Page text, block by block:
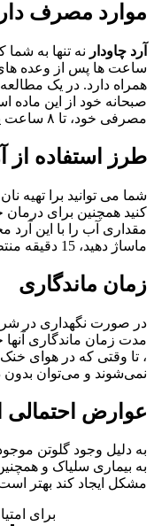
موارد مصرف
آرد چاودار نه تنها به
ساعت ها پس از وعده های
همراه دارد. در یک
صبحانه خود از این ماده
مصرفی خود، تا ۸ ساعت پس از صبحانه احساسی سیری داشتند.
طرز استفاده از
شما می توانید برا تهیه
کنید همچنین برای
مقداری آب را با این
ماساژ دهید، 15 دقیقه منتظر مانده و سپس آن را بشویید.
زمان ماندگاری
در صورت نگهداری در
، تا وقتی كه در هوای
نمی‌شوند و می‌توان بدون
عوارض احتمالی
به دلیل وجود گلوتن
به بیماری سلیاک و
مشکل ایجاد کند بهتر
برای